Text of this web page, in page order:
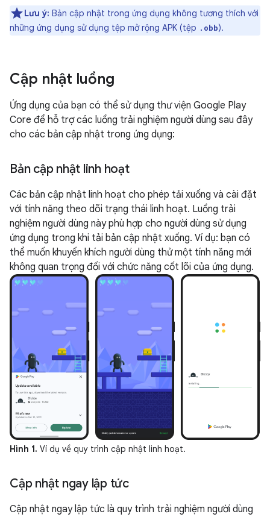
Lưu ý: Bản cập nhật trong ứng dụng không tương thích với
những ứng dụng sử dụng tệp mở rộng APK (tệp .obb).
Cập nhật luồng
Ứng dụng của bạn có thể sử dụng thư viện Google Play
Core để hỗ trợ các luồng trải nghiệm người dùng sau đây
cho các bản cập nhật trong ứng dụng:
Bản cập nhật linh hoạt
Các bản cập nhật linh hoạt cho phép tải xuống và cài đặt
với tính năng theo dõi trạng thái linh hoạt. Luồng trải
nghiệm người dùng này phù hợp cho người dùng sử dụng
ứng dụng trong khi tải bản cập nhật xuống. Ví dụ: bạn có
thể muốn khuyến khích người dùng thử một tính năng mới
không quan trọng đối với chức năng cốt lõi của ứng dụng.
Hình 1. Ví dụ về quy trình cập nhật linh hoạt.
Cập nhật ngay lập tức
Cập nhật ngay lập tức là quy trình trải nghiệm người dùng